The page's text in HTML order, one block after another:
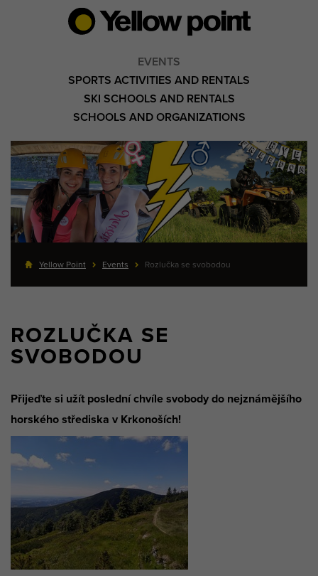
EVENTS
SPORTS ACTIVITIES AND RENTALS
SKI SCHOOLS AND RENTALS
SCHOOLS AND ORGANIZATIONS
Yellow Point Events Rozlučka se svobodou
ROZLUČKA SE
SVOBODOU
Přijeďte si užít poslední chvíle svobody do nejznámějšího
horského střediska v Krkonoších!